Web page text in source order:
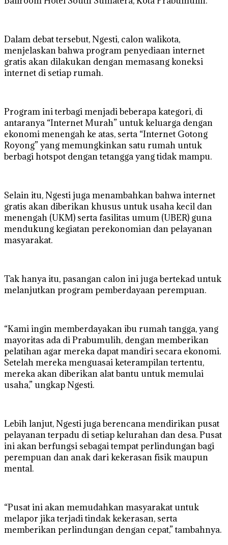
Dalam debat tersebut, Ngesti, calon walikota,
menjelaskan bahwa program penyediaan internet
gratis akan dilakukan dengan memasang koneksi
internet di setiap rumah.
Program ini terbagi menjadi beberapa kategori, di
antaranya “Internet Murah” untuk keluarga dengan
ekonomi menengah ke atas, serta “Internet Gotong
Royong” yang memungkinkan satu rumah untuk
berbagi hotspot dengan tetangga yang tidak mampu.
Selain itu, Ngesti juga menambahkan bahwa internet
gratis akan diberikan khusus untuk usaha kecil dan
menengah (UKM) serta fasilitas umum (UBER) guna
mendukung kegiatan perekonomian dan pelayanan
masyarakat.
Tak hanya itu, pasangan calon ini juga bertekad untuk
melanjutkan program pemberdayaan perempuan.
“Kami ingin memberdayakan ibu rumah tangga, yang
mayoritas ada di Prabumulih, dengan memberikan
pelatihan agar mereka dapat mandiri secara ekonomi.
Setelah mereka menguasai keterampilan tertentu,
mereka akan diberikan alat bantu untuk memulai
usaha,” ungkap Ngesti.
Lebih lanjut, Ngesti juga berencana mendirikan pusat
pelayanan terpadu di setiap kelurahan dan desa. Pusat
ini akan berfungsi sebagai tempat perlindungan bagi
perempuan dan anak dari kekerasan fisik maupun
mental.
“Pusat ini akan memudahkan masyarakat untuk
melapor jika terjadi tindak kekerasan, serta
memberikan perlindungan dengan cepat,” tambahnya.